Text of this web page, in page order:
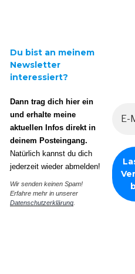
Du bist an meinem
Newsletter
interessiert?
Dann trag dich hier ein
und erhalte meine
aktuellen Infos direkt in
deinem Posteingang.
Natürlich kannst du dich
jederzeit wieder abmelden!
Wir senden keinen Spam!
Erfahre mehr in unserer
Datenschutzerklärung.